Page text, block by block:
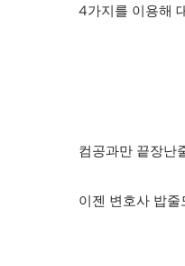
4가지를 이용해
컴공과만 끝장난
이젠 변호사 밥줄